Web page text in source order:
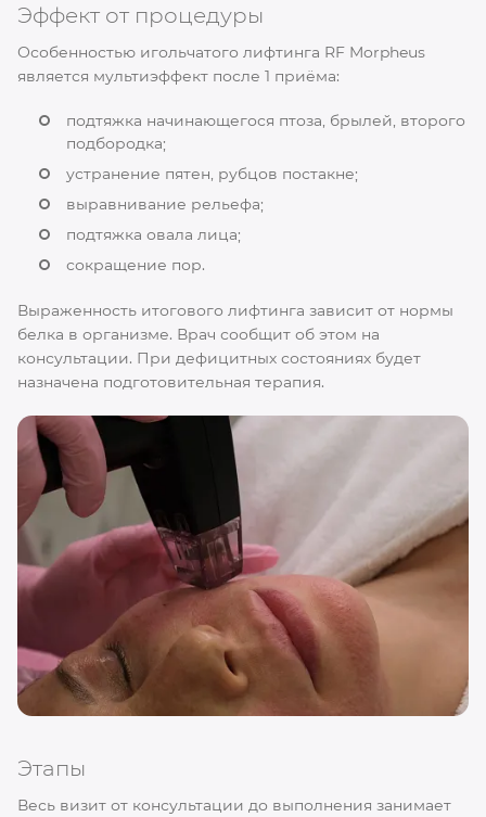
Эффект от процедуры
Особенностью игольчатого лифтинга RF Morpheus
является мультиэффект после 1 приёма:
подтяжка начинающегося птоза, брылей, второго
подбородка;
устранение пятен, рубцов постакне;
выравнивание рельефа;
подтяжка овала лица;
сокращение пор.
Выраженность итогового лифтинга зависит от нормы
белка в организме. Врач сообщит об этом на
консультации. При дефицитных состояниях будет
назначена подготовительная терапия.
Этапы
Весь визит от консультации до выполнения занимает